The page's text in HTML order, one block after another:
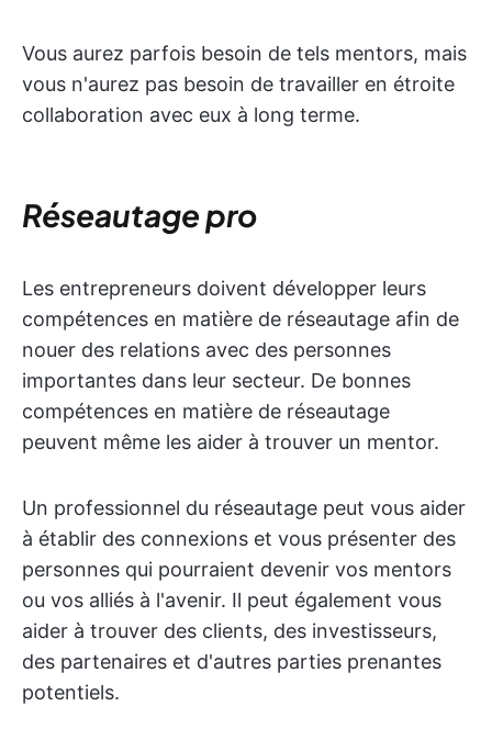
Vous aurez parfois besoin de tels mentors, mais
vous n'aurez pas besoin de travailler en étroite
collaboration avec eux à long terme.
Réseautage pro
Les entrepreneurs doivent développer leurs
compétences en matière de réseautage afin de
nouer des relations avec des personnes
importantes dans leur secteur. De bonnes
compétences en matière de réseautage
peuvent même les aider à trouver un mentor.
Un professionnel du réseautage peut vous aider
à établir des connexions et vous présenter des
personnes qui pourraient devenir vos mentors
ou vos alliés à l'avenir. Il peut également vous
aider à trouver des clients, des investisseurs,
des partenaires et d'autres parties prenantes
potentiels.